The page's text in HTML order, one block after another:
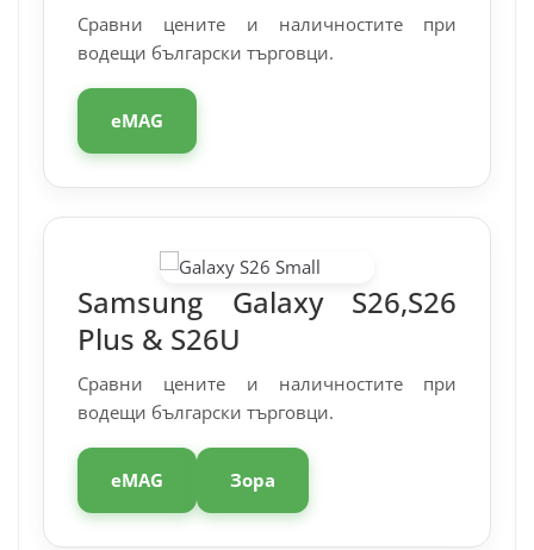
Сравни цените и наличностите при
водещи български търговци.
eMAG
Samsung Galaxy S26,S26
Plus & S26U
Сравни цените и наличностите при
водещи български търговци.
eMAG Зора